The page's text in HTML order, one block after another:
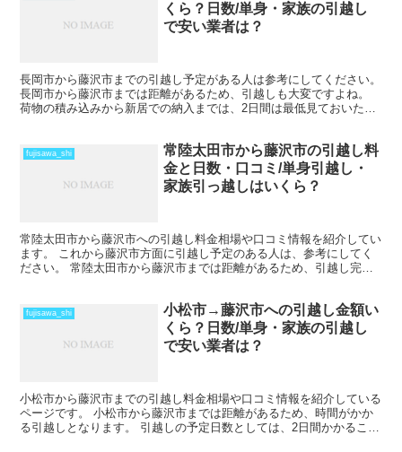
くら？日数/単身・家族の引越し
で安い業者は？
長岡市から藤沢市までの引越し予定がある人は参考にしてください。
長岡市から藤沢市までは距離があるため、引越しも大変ですよね。
荷物の積み込みから新居での納入までは、2日間は最低見ておいた方
fujisawa_shi
常陸太田市から藤沢市の引越し料
金と日数・口コミ/単身引越し・
家族引っ越しはいくら？
常陸太田市から藤沢市への引越し料金相場や口コミ情報を紹介してい
ます。 これから藤沢市方面に引越し予定のある人は、参考にしてく
ださい。 常陸太田市から藤沢市までは距離があるため、引越し完了
fujisawa_shi
小松市→藤沢市への引越し金額い
くら？日数/単身・家族の引越し
で安い業者は？
小松市から藤沢市までの引越し料金相場や口コミ情報を紹介している
ページです。 小松市から藤沢市までは距離があるため、時間がかか
る引越しとなります。 引越しの予定日数としては、2日間かかること